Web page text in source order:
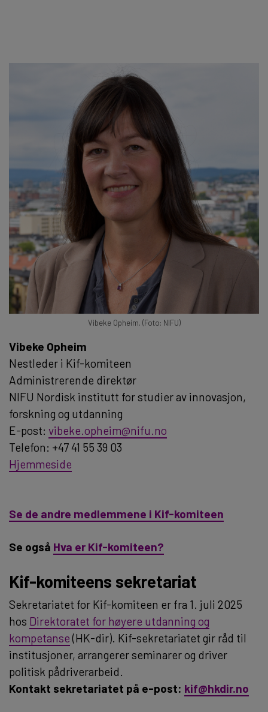
Vibeke Opheim. (Foto: NIFU)
Vibeke Opheim
Nestleder i Kif-komiteen
Administrerende direktør
NIFU Nordisk institutt for studier av innovasjon,
forskning og utdanning
E-post: vibeke.opheim@nifu.no
Telefon: +47 41 55 39 03
Hjemmeside
Se de andre medlemmene i Kif-komiteen
Se også Hva er Kif-komiteen?
Kif-komiteens sekretariat
Sekretariatet for Kif-komiteen er fra 1. juli 2025
hos Direktoratet for høyere utdanning og
kompetanse(HK-dir). Kif-sekretariatet gir råd til
institusjoner, arrangerer seminarer og driver
politisk pådriverarbeid.
Kontakt sekretariatet på e-post: kif@hkdir.no